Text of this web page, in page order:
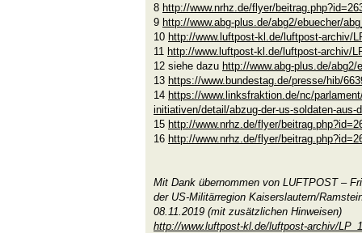
8 http://www.nrhz.de/flyer/
9 http://www.abg-plus.de/abg2/ebuecher/
10 http://www.luftpost-kl.de/luftpost-archiv/
11 http://www.luftpost-kl.de/luftpost-archiv/
12 siehe dazu http://www.abg-plus.de/
13 https://www.bundestag.de/presse/hib/
14 https://www.linksfraktion.de/nc/
initiativen/detail/abzug-der-us-soldaten-aus-
15 http://www.nrhz.de/flyer/
16 http://www.nrhz.de/flyer/
Mit Dank übernommen von LUFTPOST –
der US-Militärregion Kaiserslautern/
08.11.2019 (mit zusätzlichen Hinweisen)
http://www.luftpost-kl.de/luftpost-archiv/